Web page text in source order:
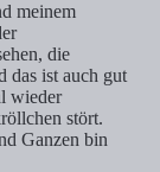
meinem
die
das ist auch gut
wieder
stört.
Ganzen bin